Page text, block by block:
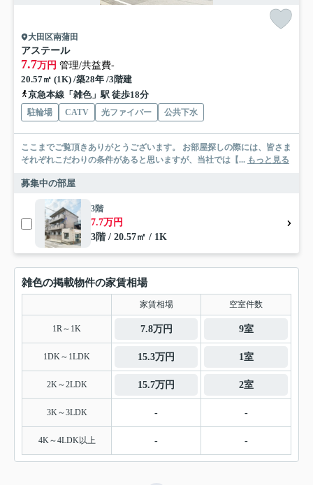
大田区南蒲田
アステール
7.7万円 管理/共益費-
20.57㎡ (1K) /築28年 /3階建
京急本線「雑色」駅 徒歩18分
駐輪場 CATV 光ファイバー 公共下水
ここまでご覧頂きありがとうございます。 お部屋探しの際には、皆さま
それぞれこだわりの条件があると思いますが、当社では【... もっと見る
募集中の部屋
3階
7.7万円
3階 / 20.57㎡ / 1K
雑色の掲載物件の家賃相場
家賃相場 空室件数
1R～1K 7.8万円 9室
1DK～1LDK 15.3万円 1室
2K～2LDK 15.7万円 2室
3K～3LDK - -
4K～4LDK以上 - -